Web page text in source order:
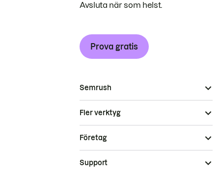
Avsluta när som helst.
Prova gratis
Semrush
Fler verktyg
Företag
Support